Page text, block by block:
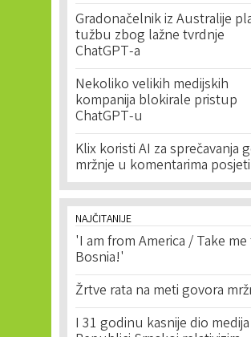
Gradonačelnik iz Australije
tužbu zbog lažne tvrdnje
ChatGPT-a
Nekoliko velikih medijskih
kompanija blokirale pristup
ChatGPT-u
Klix koristi AI za sprečavanja
mržnje u komentarima
NAJČITANIJE
'I am from America / Take
Bosnia!'
Žrtve rata na meti govora
I 31 godinu kasnije dio